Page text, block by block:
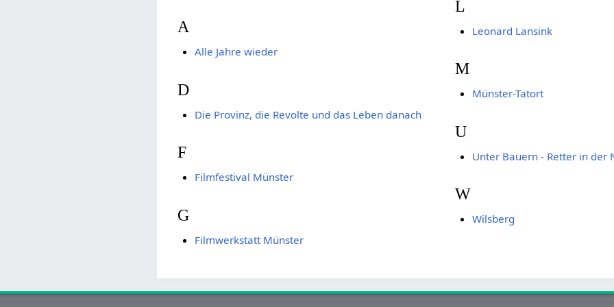
A
Alle Jahre wieder
D
Die Provinz, die Revolte und das Leben danach
F
Filmfestival Münster
G
Filmwerkstatt Münster
L
Leonard Lansink
M
Münster-Tatort
U
Unter Bauern - Retter in der
W
Wilsberg